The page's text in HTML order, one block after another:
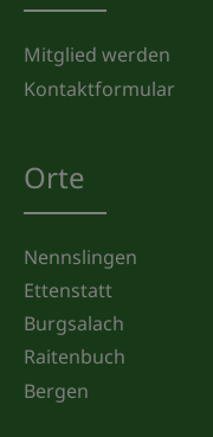
Mitglied werden
Kontaktformular
Orte
Nennslingen
Ettenstatt
Burgsalach
Raitenbuch
Bergen